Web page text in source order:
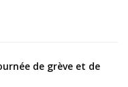
de grève et de